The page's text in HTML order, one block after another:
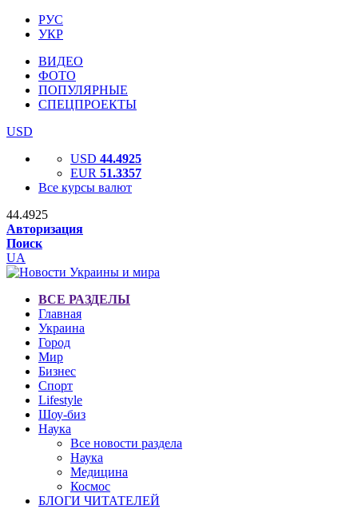
РУС
УКР
ВИДЕО
ФОТО
ПОПУЛЯРНЫЕ
СПЕЦПРОЕКТЫ
USD
USD 44.4925
EUR 51.3357
Все курсы валют
44.4925
Авторизация
Поиск
UA
ВСЕ РАЗДЕЛЫ
Главная
Украина
Город
Мир
Бизнес
Спорт
Lifestyle
Шоу-биз
Наука
Все новости раздела
Наука
Медицина
Космос
БЛОГИ ЧИТАТЕЛЕЙ